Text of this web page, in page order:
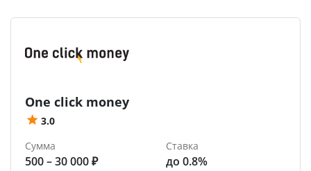
One click money
3.0
Сумма
500 – 30 000 ₽
Ставка
до 0.8%